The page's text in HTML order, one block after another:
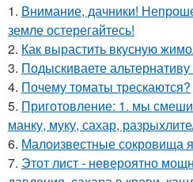
1. Внимание, дачники!
земле остерегайтесь!
2. Как вырастить вкусную
3. Подыскиваете альтернативу
4. Почему томаты трескаются?
5. Приготовление: 1. мы
манку, муку, сахар,
6. Малоизвестные сокровища
7. Этот лист - невероятно